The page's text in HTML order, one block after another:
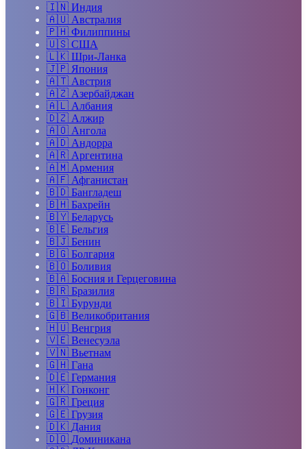
🇮🇳 Индия
🇦🇺 Австралия
🇵🇭 Филиппины
🇺🇸 США
🇱🇰 Шри-Ланка
🇯🇵 Япония
🇦🇹 Австрия
🇦🇿 Азербайджан
🇦🇱 Албания
🇩🇿 Алжир
🇦🇴 Ангола
🇦🇩 Андорра
🇦🇷 Аргентина
🇦🇲 Армения
🇦🇫 Афганистан
🇧🇩 Бангладеш
🇧🇭 Бахрейн
🇧🇾 Беларусь
🇧🇪 Бельгия
🇧🇯 Бенин
🇧🇬 Болгария
🇧🇴 Боливия
🇧🇦 Босния и Герцеговина
🇧🇷 Бразилия
🇧🇮 Бурунди
🇬🇧 Великобритания
🇭🇺 Венгрия
🇻🇪 Венесуэла
🇻🇳 Вьетнам
🇬🇭 Гана
🇩🇪 Германия
🇭🇰 Гонконг
🇬🇷 Греция
🇬🇪 Грузия
🇩🇰 Дания
🇩🇴 Доминикана